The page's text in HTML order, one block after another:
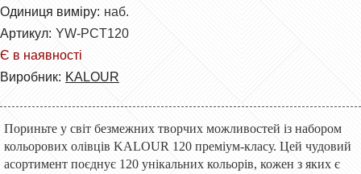
Одиниця виміру: наб.
Артикул: YW-PCT120
Є в наявності
Виробник: KALOUR
Пориньте у світ безмежних творчих можливостей із набором
кольорових олівців KALOUR 120 преміум-класу. Цей чудовий
асортимент поєднує 120 унікальних кольорів, кожен з яких є